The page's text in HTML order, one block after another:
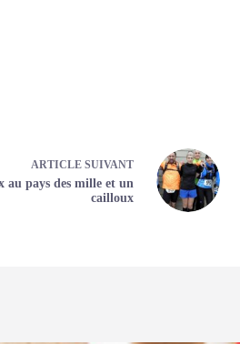
ARTICLE SUIVANT
au pays des mille et un
cailloux